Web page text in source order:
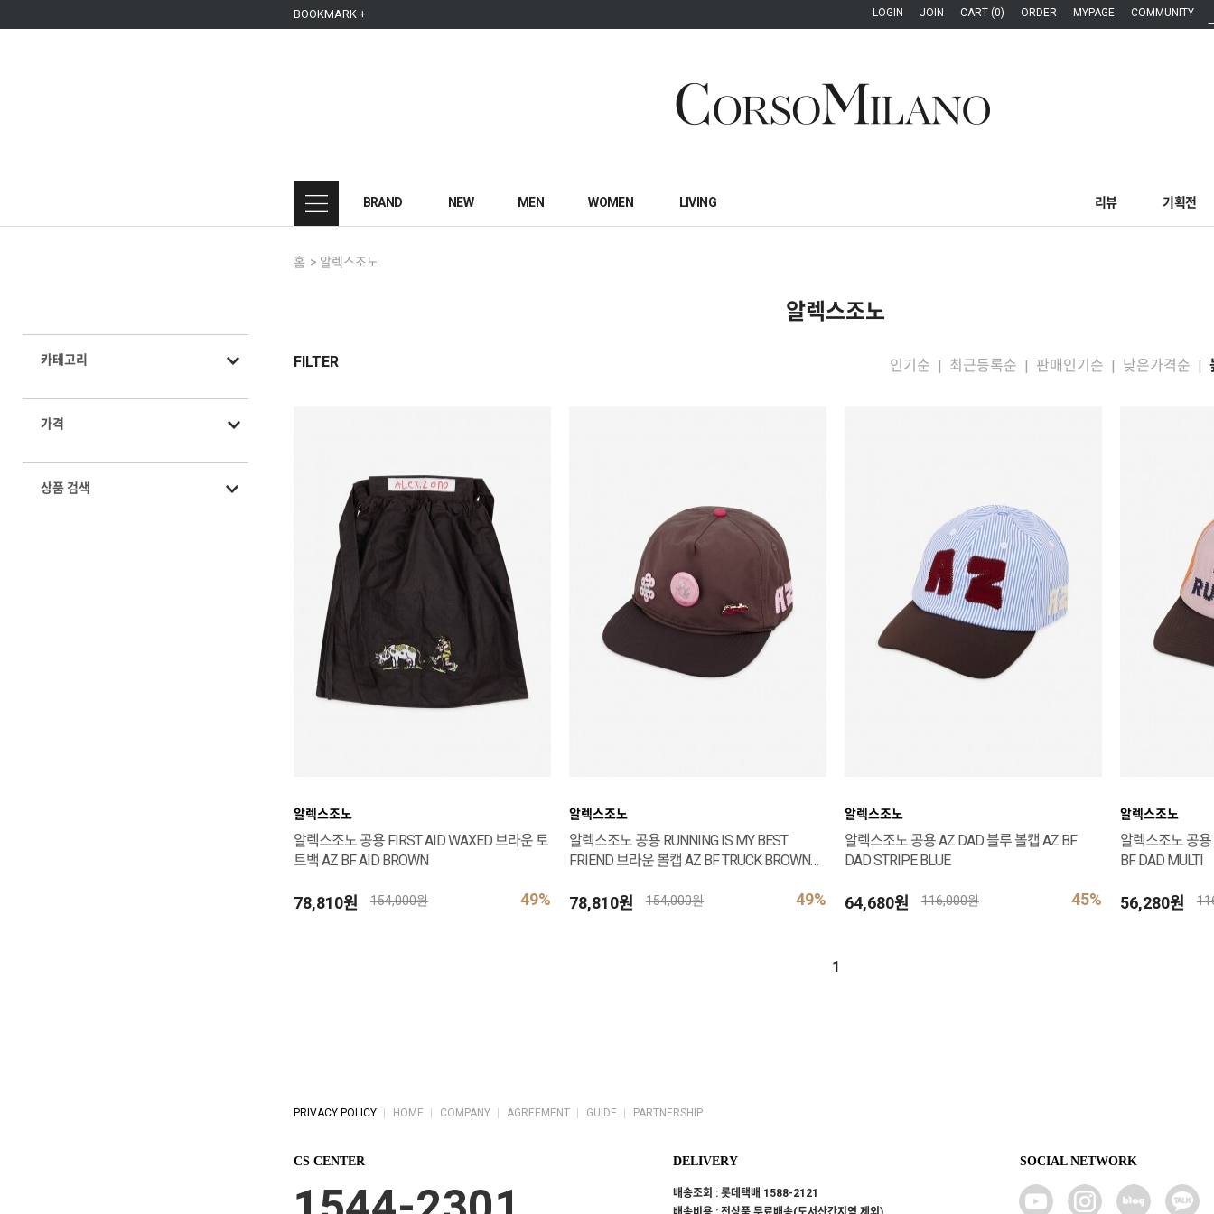
BOOKMARK + LOGIN JOIN CART (0) ORDER MYPAGE COMMUNITY
BRAND NEW MEN WOMEN LIVING 리뷰 기획전
홈 > 알렉스조노
알렉스조노
FILTER 인기순 최근등록순 판매인기순 낮은가격순
카테고리
가격
상품 검색
알렉스조노
알렉스조노 공용 FIRST AID WAXED 브라운 토
트백 AZ BF AID BROWN
78,810원 49%
154,000원
알렉스조노
알렉스조노 공용 RUNNING IS MY BEST
FRIEND 브라운 볼캡 AZ BF TRUCK BROWN
78,810원 49%
154,000원
알렉스조노
알렉스조노 공용 AZ DAD 블루 볼캡 AZ BF
DAD STRIPE BLUE
64,680원 45%
116,000원
알렉스조노
알렉스조노 공용
BF DAD MULTI
56,280원
1
PRIVACY POLICY HOME COMPANY AGREEMENT GUIDE PARTNERSHIP
CS CENTER DELIVERY
배송조회 : 롯데택배 1588-2121
SOCIAL NETWORK